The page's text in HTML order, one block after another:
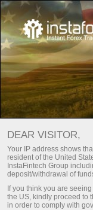
For traders
DEAR VISITOR,
Your IP address shows
resident of the United
InstaFintech Group
deposit/withdrawal of
If you think you are
the US, kindly proceed to
in order to comply with